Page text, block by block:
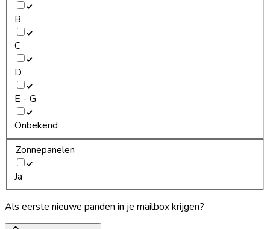
B
C
D
E - G
Onbekend
Zonnepanelen
Ja
Als eerste nieuwe panden in je mailbox krijgen?